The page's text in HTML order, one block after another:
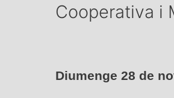
Cooperativa i
Diumenge 28 de